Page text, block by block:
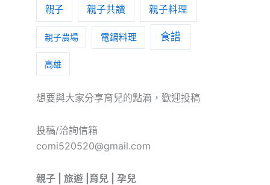
親子 親子共讀 親子料理
親子農場 電鍋料理 食譜
高雄
想要與大家分享育兒的點滴，歡迎投稿
投稿/洽詢信箱
comi520520@gmail.com
親子 | 旅遊 |育兒 | 孕兒